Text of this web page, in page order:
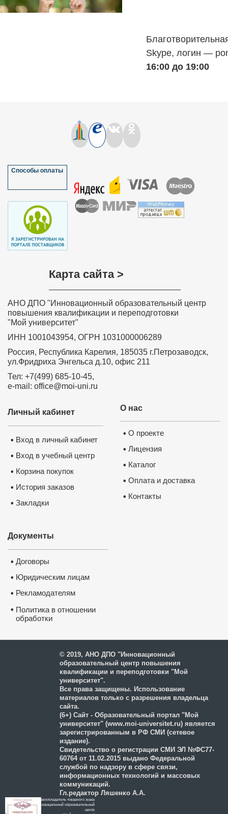
Skype, логин —
16:00 до 19:00
Способы оплаты
Карта сайта >
АНО ДПО "Инновационный образовательный центр
повышения квалификации и переподготовки
"Мой университет"
ИНН 1001043954, ОГРН 1031000006289
Россия, Республика Карелия, 185035 г.Петрозаводск,
ул.Фридриха Энгельса д.10, офис 211
Тел: +7(499) 685-10-45,
e-mail: office@moi-uni.ru
О нас
• О проекте
• Лицензия
• Каталог
• Оплата и доставка
• Контакты
Личный кабинет
• Вход в личный кабинет
• Вход в учебный центр
• Корзина покупок
• История заказов
• Закладки
Документы
• Договоры
• Юридическим лицам
• Рекламодателям
• Политика в отношении
обработки
© 2019, АНО ДПО "Инновационный
образовательный центр повышения
квалификации и переподготовки "Мой
университет".
Все права защищены. Использование
материалов только с разрешения владельца
сайта.
(6+) Сайт - Образовательный портал "Мой
университет" (www.moi-universitet.ru) является
зарегистрированным в РФ СМИ (сетевое
издание).
Свидетельство о регистрации СМИ ЭЛ №ФС77-
60764 от 11.02.2015 выдано Федеральной
службой по надзору в сфере связи,
информационных технологий и массовых
коммуникаций.
Гл.редактор Ляшенко А.А.
Правообладатель товарного знака
Инновационный образовательный
цeнтр